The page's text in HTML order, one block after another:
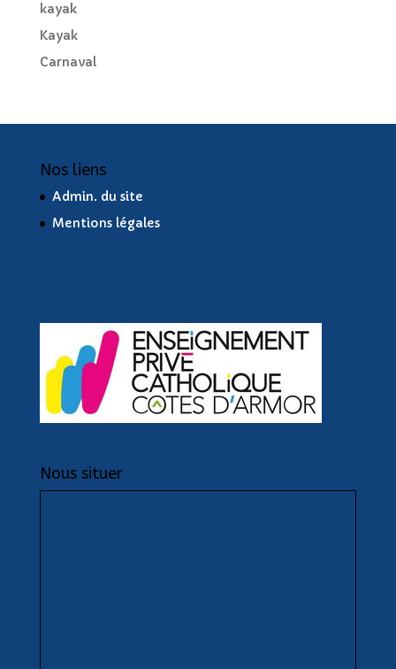
kayak
Kayak
Carnaval
Nos liens
Admin. du site
Mentions légales
Nous situer